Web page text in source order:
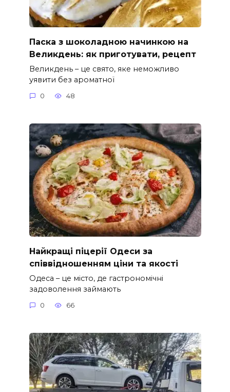
Паска з шоколадною начинкою на
Великдень: як приготувати, рецепт
Великдень – це свято, яке неможливо
уявити без ароматної
0 48
Найкращі піцерії Одеси за
співвідношенням ціни та якості
Одеса – це місто, де гастрономічні
задоволення займають
0 66